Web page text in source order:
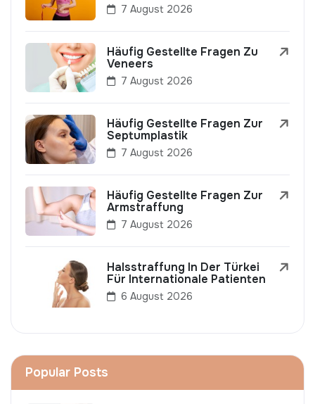
7 August 2026
Häufig Gestellte Fragen Zu
Veneers
7 August 2026
Häufig Gestellte Fragen Zur
Septumplastik
7 August 2026
Häufig Gestellte Fragen Zur
Armstraffung
7 August 2026
Halsstraffung In Der Türkei
Für Internationale Patienten
6 August 2026
Popular Posts